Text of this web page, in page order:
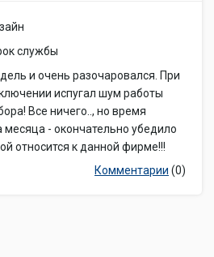
службы
и очень разочаровался. При
испугал шум работы
Все ничего.., но время
месяца - окончательно убедило
относится к данной фирме!!!
Комментарии (0)